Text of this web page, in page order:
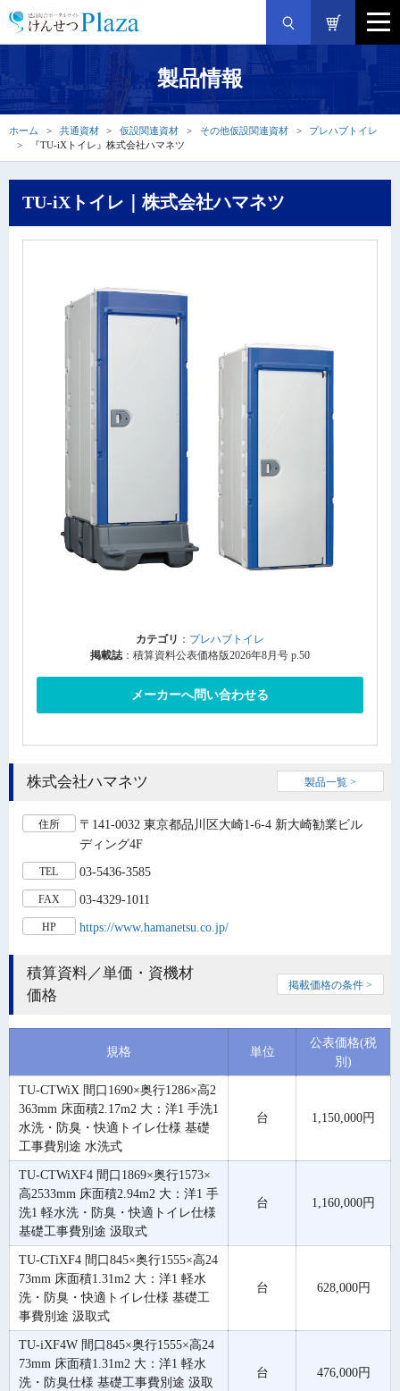
製品情報
ホーム 共通資材 仮設関連資材 その他仮設関連資材
プレハブトイレ
『TU-iXトイレ』株式会社ハマネツ
TU-iXトイレ｜株式会社ハマネツ
カテゴリ ： プレハブトイレ
掲載誌 ：積算資料公表価格版2026年8月号 p.50
メーカーへ問い合わせる
株式会社ハマネツ 製品一覧 >
住所
〒141-0032 東京都品川区大崎1-6-4 新大崎勧業ビル
ディング4F
TEL 03-5436-3585
FAX 03-4329-1011
HP https://www.hamanetsu.co.jp/
積算資料／単価・資機材
価格
掲載価格の条件 >
規格 単位
公表価格(税
別)
TU-CTWiX 間口1690×奥行1286×高2
363mm 床面積2.17m2 大：洋1 手洗1
水洗・防臭・快適トイレ仕様 基礎
工事費別途 水洗式
台 1,150,000円
TU-CTWiXF4 間口1869×奥行1573×
高2533mm 床面積2.94m2 大：洋1 手
洗1 軽水洗・防臭・快適トイレ仕様
基礎工事費別途 汲取式
台 1,160,000円
TU-CTiXF4 間口845×奥行1555×高24
73mm 床面積1.31m2 大：洋1 軽水
洗・防臭・快適トイレ仕様 基礎工
事費別途 汲取式
台 628,000円
TU-iXF4W 間口845×奥行1555×高24
73mm 床面積1.31m2 大：洋1 軽水
洗・防臭仕様 基礎工事費別途 汲取
台 476,000円